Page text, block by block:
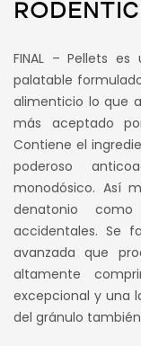
FINAL – Pellets
palatable
alimenticio lo que
más aceptado
Contiene el
poderoso
monodósico. Así
denatonio
accidentales. Se
avanzada que
altamente
excepcional y una
del gránulo